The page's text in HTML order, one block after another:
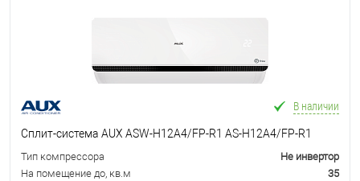
В наличии
Сплит-система AUX ASW-H12A4/FP-R1 AS-H12A4/FP-R1
Тип компрессора
Не инвертор
На помещение до, кв.м
35